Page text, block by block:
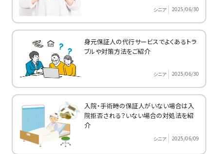
シニア 2025/06/30
身元保証人の代行サービスでよくあるトラ
ブルや対策方法をご紹介
シニア 2025/06/30
入院・手術時の保証人がいない場合は入
院拒否される？いない場合の対処法を紹
介
シニア 2025/06/09